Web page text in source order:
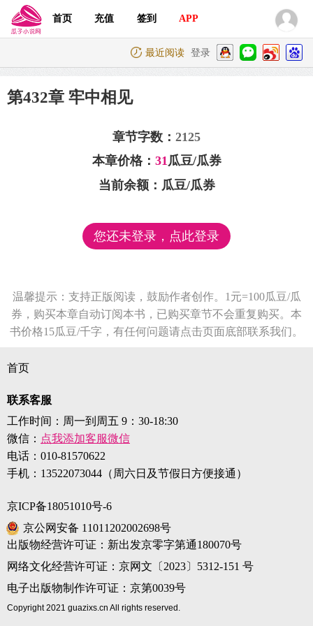
首页 充值 签到 APP
最近阅读 登录
第432章 牢中相见
章节字数： 2125
本章价格： 31瓜豆/瓜券
当前余额： 瓜豆/瓜券
您还未登录，点此登录
温馨提示：支持正版阅读，鼓励作者创作。1元=100瓜豆/瓜
券，购买本章自动订阅本书，已购买章节不会重复购买。本
书价格15瓜豆/千字，有任何问题请点击页面底部联系我们。
首页
联系客服
工作时间：周一到周五 9：30-18:30
微信： 点我添加客服微信
电话： 010-81570622
手机： 13522073044（周六日及节假日方便接通）
京ICP备18051010号-6
京公网安备 11011202002698号
出版物经营许可证：新出发京零字第通180070号
网络文化经营许可证：京网文〔2023〕5312-151 号
电子出版物制作许可证：京第0039号
Copyright 2021 guazixs.cn All rights reserved.